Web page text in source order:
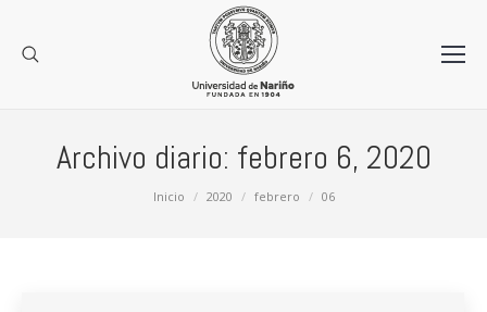
Archivo diario: febrero 6, 2020
Inicio 2020 febrero 06